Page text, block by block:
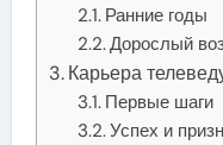
Ранние годы
Дорослый
Карьера
Первые шаги
Успех и